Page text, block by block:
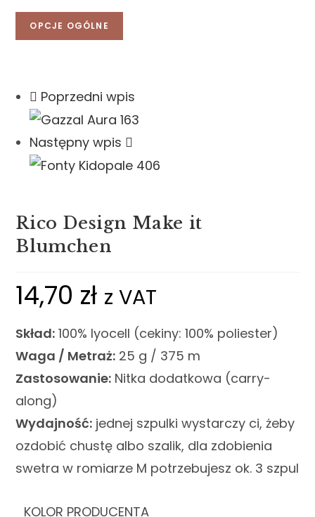
OPCJE OGÓLNE
Poprzedni wpis
Następny wpis
Rico Design Make it
Blumchen
14,70 zł z VAT
Skład: 100% lyocell (cekiny: 100% poliester)
Waga / Metraż: 25 g / 375 m
Zastosowanie: Nitka dodatkowa (carry-
along)
Wydajność: jednej szpulki wystarczy ci, żeby
ozdobić chustę albo szalik, dla zdobienia
swetra w romiarze M potrzebujesz ok. 3 szpul
KOLOR PRODUCENTA